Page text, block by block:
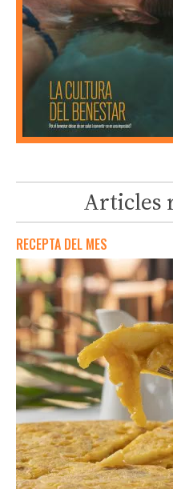
Articles
RECEPTA DEL MES